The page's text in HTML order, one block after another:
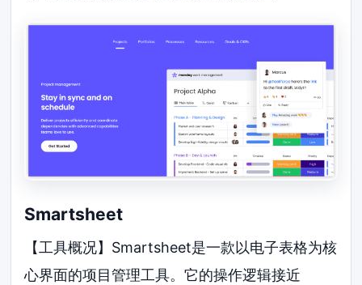
Smartsheet
【工具概况】Smartsheet是一款以电子表格为核
心界面的项目管理工具。它的操作逻辑接近